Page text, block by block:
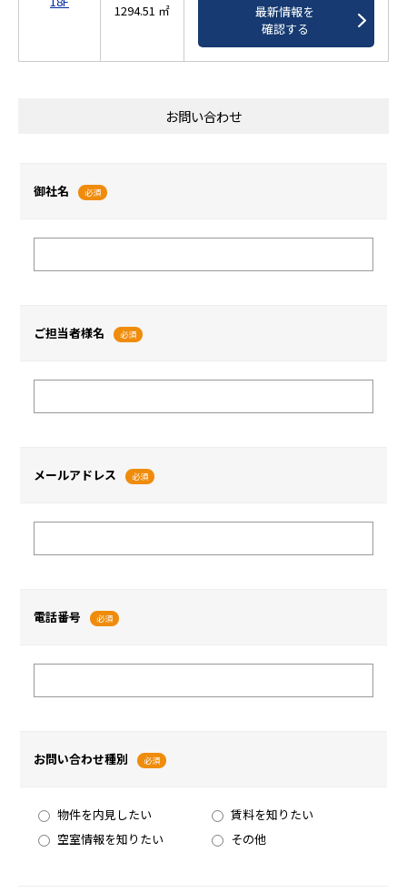
1294.51 ㎡
最新情報を
確認する
お問い合わせ
御社名 必須
ご担当者様名 必須
メールアドレス 必須
電話番号 必須
お問い合わせ種別 必須
物件を内見したい
賃料を知りたい
空室情報を知りたい
その他